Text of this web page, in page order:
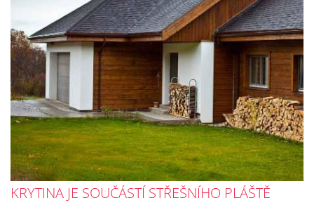
KRYTINA JE SOUČÁSTÍ STŘEŠNÍHO PLÁŠTĚ